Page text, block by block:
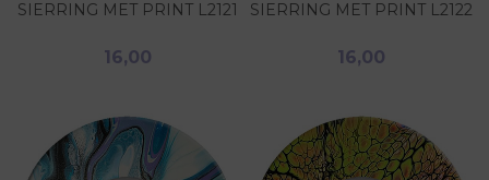
SIERRING MET PRINT L2121
16,00
SIERRING MET PRINT L2122
16,00